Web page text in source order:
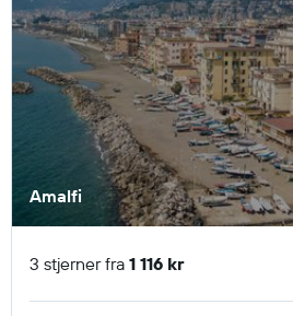
Amalfi
3 stjerner fra 1 116 kr